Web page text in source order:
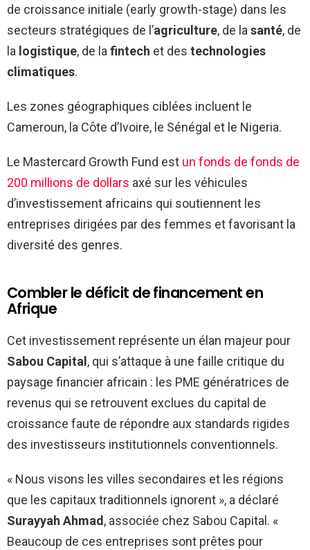
de croissance initiale (early growth-stage) dans les
secteurs stratégiques de l’agriculture, de lasanté, de
la logistique, de lafintech et des technologies
climatiques.
Les zones géographiques ciblées incluent le
Cameroun, la Côte d’Ivoire, le Sénégal et le Nigeria.
Le Mastercard Growth Fund est un fonds de fonds de
200 millions de dollars axé sur les véhicules
d’investissement africains qui soutiennent les
entreprises dirigées par des femmes et favorisant la
diversité des genres.
Combler le déficit de financement en
Afrique
Cet investissement représente un élan majeur pour
Sabou Capital , qui s’attaque à une faille critique du
paysage financier africain : les PME génératrices de
revenus qui se retrouvent exclues du capital de
croissance faute de répondre aux standards rigides
des investisseurs institutionnels conventionnels.
« Nous visons les villes secondaires et les régions
que les capitaux traditionnels ignorent », a déclaré
Surayyah Ahmad, associée chez Sabou Capital. «
Beaucoup de ces entreprises sont prêtes pour